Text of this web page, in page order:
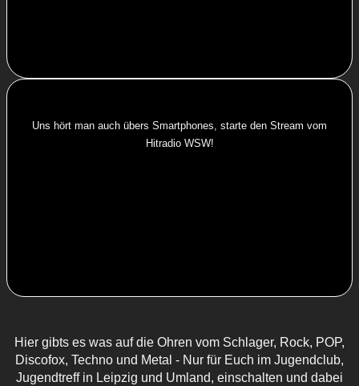
Uns hört man auch übers Smartphones, starte den Stream vom
Hitradio WSW!
Hier gibts es was auf die Ohren vom Schlager, Rock, POP,
Discofox, Techno und Metal - Nur für Euch im Jugendclub,
Jugendtreff in Leipzig und Umland, einschalten und dabei